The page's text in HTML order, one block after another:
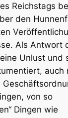
Reichstags
den
Als Antwort
Unlust und
auch
von so
Dingen wie